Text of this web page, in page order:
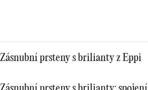
Zásnubní prsteny s brilianty z Eppi